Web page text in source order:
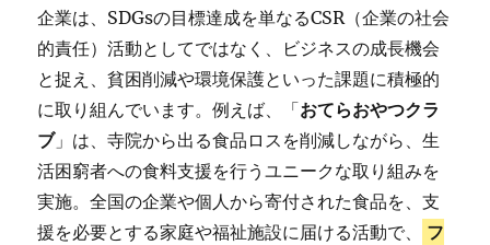
企業は、SDGsの目標達成を単なるCSR（企業の社会
的責任）活動としてではなく、ビジネスの成長機会
と捉え、貧困削減や環境保護といった課題に積極的
に取り組んでいます。例えば、「おてらおやつクラ
ブ」は、寺院から出る食品ロスを削減しながら、生
活困窮者への食料支援を行うユニークな取り組みを
実施。全国の企業や個人から寄付された食品を、支
援を必要とする家庭や福祉施設に届ける活動で、
フ